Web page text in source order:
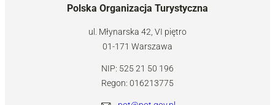
Polska Organizacja Turystyczna
ul. Młynarska 42, VI piętro
01-171 Warszawa
NIP: 525 21 50 196
Regon: 016213775